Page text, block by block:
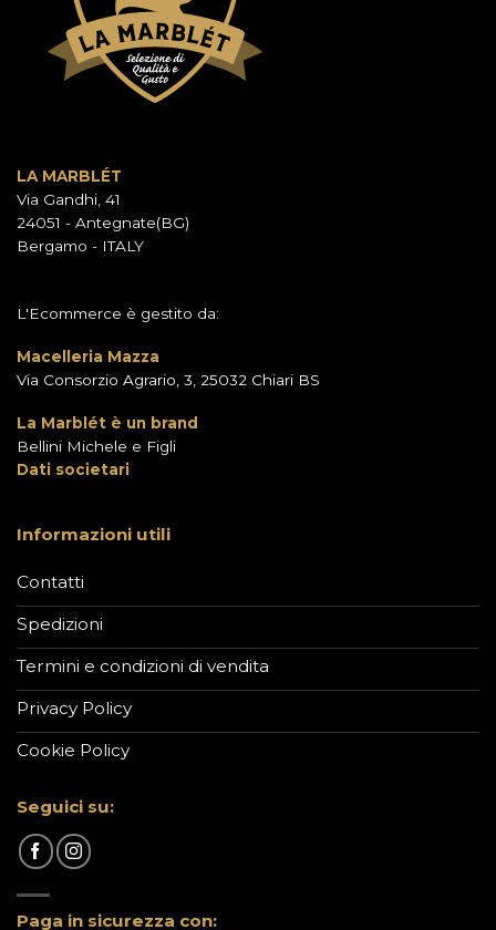
pagina
del
LA MARBLÉT
Via Gandhi, 41
24051 - Antegnate(BG)
Bergamo - ITALY
L'Ecommerce è gestito da:
Macelleria Mazza
Via Consorzio Agrario, 3, 25032 Chiari BS
La Marblét è un brand
Bellini Michele e Figli
Dati societari
Informazioni utili
Contatti
Spedizioni
Termini e condizioni di vendita
Privacy Policy
Cookie Policy
Seguici su:
Paga in sicurezza con: